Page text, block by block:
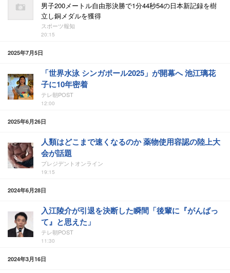
男子200メートル自由形決勝で1分44秒54の日本新記録を樹
立し銅メダルを獲得
スポーツ報知
20:15
2025年7月5日
「世界水泳 シンガポール2025」が開幕へ 池江璃花
子に10年密着
テレ朝POST
12:00
2025年6月26日
人類はどこまで速くなるのか 薬物使用容認の陸上大
会が話題
プレジデントオンライン
19:15
2024年6月28日
入江陵介が引退を決断した瞬間「後輩に『がんばっ
て』と思えた」
テレ朝POST
11:30
2024年3月16日